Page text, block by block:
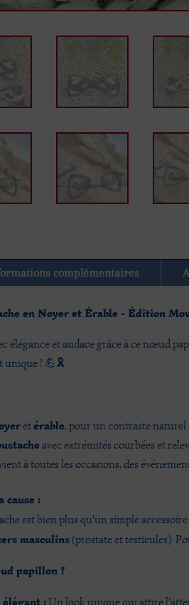
complémentaires
en Noyer et Érable - Édition
élégance et audace grâce à ce nœud
unique ! 💪🎗️
etérable, pour un contraste naturel
avec extrémités courbées et
à toutes les occasions, des
cause :
est bien plus qu'un simple
masculins(prostate et testicules).
papillon ?
: